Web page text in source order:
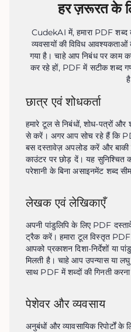
हर ज़रूरत के
CudekAI में, हमारा PDF शब्द
व्यवसायों की विविध आवश्यकताओं
गया है। चाहे आप निबंध पर काम
कर रहे हों, PDF में सटीक शब्द
छात्र एवं शोधकर्ता
हमारे टूल से निबंधों, शोध-पत्रों और
से करें। अगर आप सोच रहे हैं कि
बस दस्तावेज़ अपलोड करें और बाकी
काउंटर पर छोड़ दें। यह सुनिश्चित
परेशानी के बिना असाइनमेंट शब्द
लेखक एवं लेखिकाएँ
अपनी पांडुलिपि के लिए PDF
ट्रैक करें। हमारा टूल विस्तृत
आपको प्रकाशन दिशा-निर्देशों या
मिलती है। चाहे आप उपन्यास या
साथ PDF में शब्दों की गिनती
पेशेवर और व्यवसाय
अनुबंधों और व्यावसायिक रिपोर्टों के